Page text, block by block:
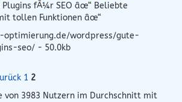
Plugins fÃ¼r SEO âœ“ Beliebte
tollen Funktionen âœ“
wordpress/gute-
seo/ - 50.0kb
1 2
von 3983 Nutzern im Durchschnitt mit